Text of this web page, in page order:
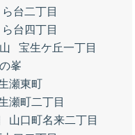
台二丁目
台四丁目
宝生ケ丘一丁目
峯
瀬東町
瀬町二丁目
山口町名来二丁目